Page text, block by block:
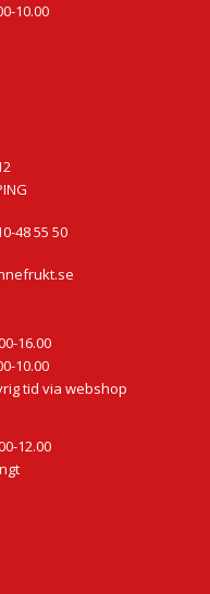
10.00
48 55 50
16.00
10.00
tid via webshop
12.00